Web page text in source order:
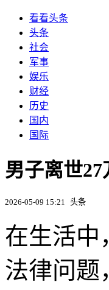
看看头条
头条
社会
军事
娱乐
财经
历史
国内
国际
男子离世
2026-05-09 15:21 头条
在生活中
法律问题